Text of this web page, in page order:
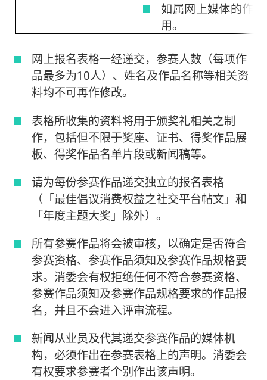
如属网上媒体的作
用。
网上报名表格一经递交，参赛人数（每项作
品最多为10人）、姓名及作品名称等相关资
料均不可再作修改。
表格所收集的资料将用于颁奖礼相关之制
作，包括但不限于奖座、证书、得奖作品展
板、得奖作品名单片段或新闻稿等。
请为每份参赛作品递交独立的报名表格
（「最佳倡议消费权益之社交平台帖文」和
「年度主题大奖」除外）。
所有参赛作品将会被审核，以确定是否符合
参赛资格、参赛作品须知及参赛作品规格要
求。消委会有权拒绝任何不符合参赛资格、
参赛作品须知及参赛作品规格要求的作品报
名，并且不会进入评审流程。
新闻从业员及代其递交参赛作品的媒体机
构，必须作出在参赛表格上的声明。消委会
有权要求参赛者个别作出该声明。